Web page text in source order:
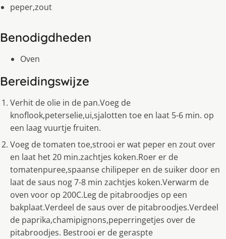
peper,zout
Benodigdheden
Oven
Bereidingswijze
Verhit de olie in de pan.Voeg de
knoflook,peterselie,ui,sjalotten toe en laat 5-6 min. op
een laag vuurtje fruiten.
Voeg de tomaten toe,strooi er wat peper en zout over
en laat het 20 min.zachtjes koken.Roer er de
tomatenpuree,spaanse chilipeper en de suiker door en
laat de saus nog 7-8 min zachtjes koken.Verwarm de
oven voor op 200C.Leg de pitabroodjes op een
bakplaat.Verdeel de saus over de pitabroodjes.Verdeel
de paprika,chamipignons,peperringetjes over de
pitabroodjes. Bestrooi er de geraspte